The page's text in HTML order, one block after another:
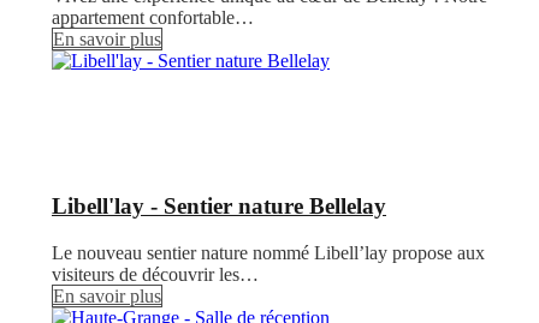
appartement confortable…
En savoir plus
Libell'lay - Sentier nature Bellelay
Le nouveau sentier nature nommé Libell’lay propose aux
visiteurs de découvrir les…
En savoir plus